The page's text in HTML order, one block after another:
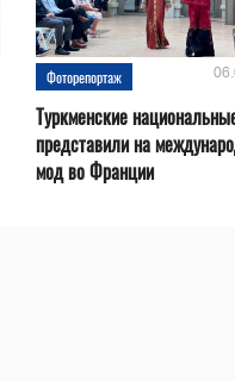
Фоторепортаж
Туркменские
представили на
мод во Франции